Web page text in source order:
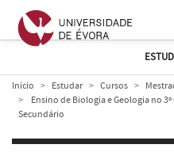
Início Estudar Cursos
Ensino de Biologia e Geologia no
Secundário